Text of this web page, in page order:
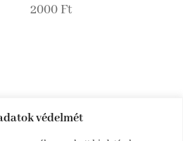
védelmét
2000 Ft